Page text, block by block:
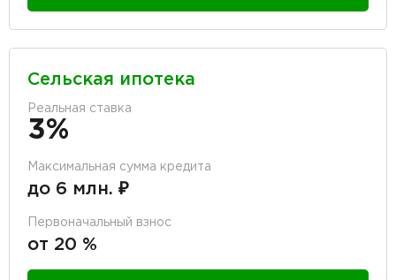
Сельская ипотека
Реальная ставка
3%
Максимальная сумма кредита
до 6 млн. ₽
Первоначальный взнос
от 20 %